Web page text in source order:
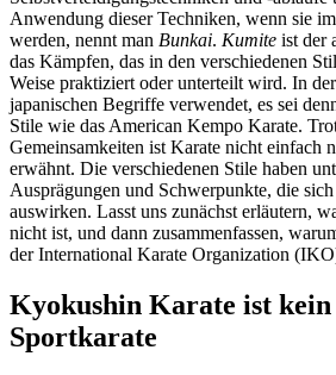
Anwendung dieser Techniken, wenn sie
werden, nennt man Bunkai. Kumite ist der
das Kämpfen, das in den verschiedenen
Weise praktiziert oder unterteilt wird. In
japanischen Begriffe verwendet, es sei
Stile wie das American Kempo Karate.
Gemeinsamkeiten ist Karate nicht einfach
erwähnt. Die verschiedenen Stile haben
Ausprägungen und Schwerpunkte, die
auswirken. Lasst uns zunächst erläutern,
nicht ist, und dann zusammenfassen,
der International Karate Organization
Kyokushin Karate ist kein
Sportkarate